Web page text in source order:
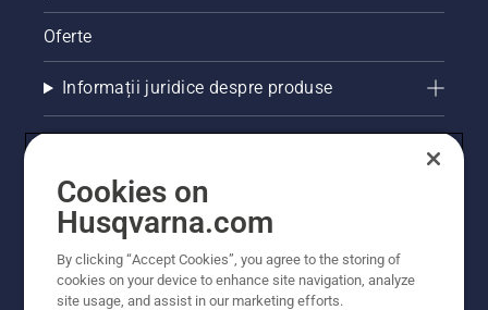
Oferte
Informații juridice despre produse
Cookies on
Husqvarna.com
By clicking “Accept Cookies”, you agree to the storing of
cookies on your device to enhance site navigation, analyze
site usage, and assist in our marketing efforts.